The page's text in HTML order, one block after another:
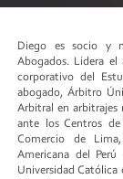
Diego es socio y
Abogados. Lidera el
corporativo del
abogado, Árbitro
Arbitral en arbitrajes
ante los Centros
Comercio de
Americana del
Universidad Católica